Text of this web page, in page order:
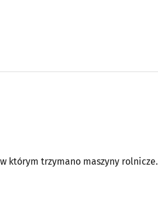
którym trzymano maszyny rolnicze.